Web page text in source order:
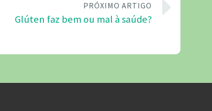
PRÓXIMO ARTIGO
Glúten faz bem ou mal à saúde?